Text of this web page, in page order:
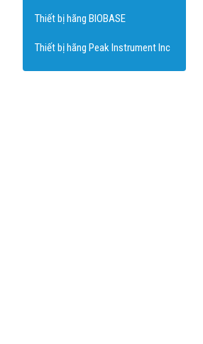
Thiết bị hãng BIOBASE
Thiết bị hãng Peak Instrument Inc